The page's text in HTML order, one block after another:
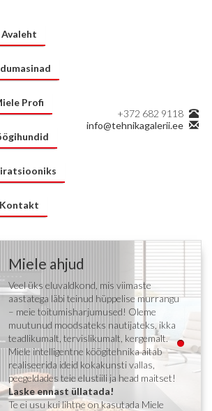
Avaleht
Profi
Kontakt
+372 682 9118
info@tehnikagalerii.ee
Miele ahjud
Veel üks eluvaldkond, mis viimaste
aastatega läbi teinud hüppelise murrangu
– meie toitumisharjumused! Oleme
muutunud moodsateks nautijateks, ikka
teadlikumalt, tervislikumalt, kergemalt.
Miele intelligentne köögitehnika aitab
realiseerida ideid kokakunsti vallas,
peegeldades teie elustiili ja head maitset!
Laske ennast üllatada!
Te ei usu kui lihtne on kasutada Miele